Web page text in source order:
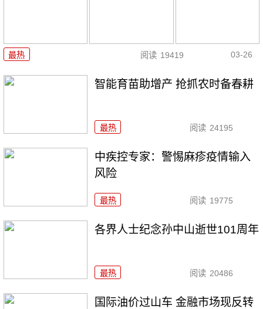
最热 阅读 19419 03-26
智能育苗助增产 抢抓农时备春耕
最热 阅读 24195
中疾控专家：警惕麻疹疫情输入
风险
最热 阅读 19775
各界人士纪念孙中山逝世101周年
最热 阅读 20486
国际油价过山车 金融市场现反转